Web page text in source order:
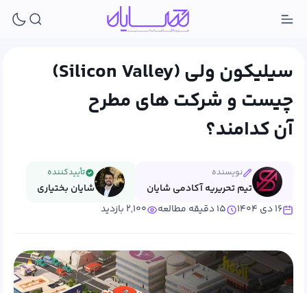
سیلیکون ولی (Silicon Valley)
چیست و شرکت های مطرح
آن کدامند؟
نویسنده
تیم تحریریه آکادمی شایان
تأییدکننده
شایان بختیاری
۱۶ دی ۱۴۰۴
۱۵ دقیقه مطالعه ۲,۱۰۰ بازدید